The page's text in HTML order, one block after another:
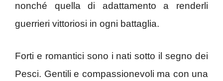
nonché quella di adattamento a renderli
guerrieri vittoriosi in ogni battaglia.
Forti e romantici sono i nati sotto il segno dei
Pesci. Gentili e compassionevoli ma con una